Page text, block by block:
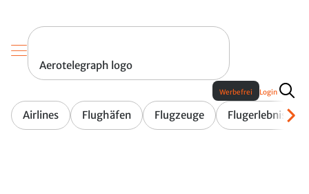
Aerotelegraph logo
Airlines Flughäfen Flugzeuge Flugerlebnis
Werbefrei Login